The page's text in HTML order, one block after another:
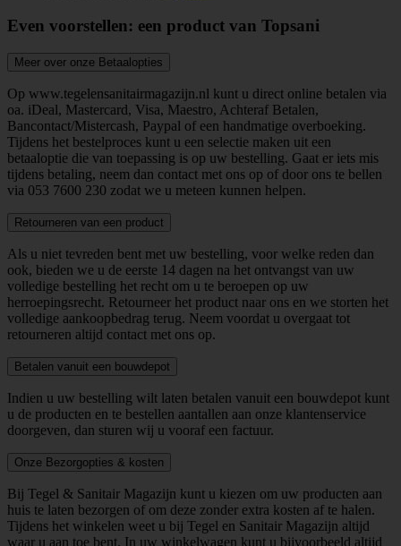
Even voorstellen: een product van Topsani
Meer over onze Betaalopties
Op www.tegelensanitairmagazijn.nl kunt u direct online betalen via
oa. iDeal, Mastercard, Visa, Maestro, Achteraf Betalen,
Bancontact/Mistercash, Paypal of een handmatige overboeking.
Tijdens het bestelproces kunt u een selectie maken uit een
betaaloptie die van toepassing is op uw bestelling. Gaat er iets mis
tijdens betaling, neem dan contact met ons op of door ons te bellen
via 053 7600 230 zodat we u meteen kunnen helpen.
Retourneren van een product
Als u niet tevreden bent met uw bestelling, voor welke reden dan
ook, bieden we u de eerste 14 dagen na het ontvangst van uw
volledige bestelling het recht om u te beroepen op uw
herroepingsrecht. Retourneer het product naar ons en we storten het
volledige aankoopbedrag terug. Neem voordat u overgaat tot
retourneren altijd contact met ons op.
Betalen vanuit een bouwdepot
Indien u uw bestelling wilt laten betalen vanuit een bouwdepot kunt
u de producten en te bestellen aantallen aan onze klantenservice
doorgeven, dan sturen wij u vooraf een factuur.
Onze Bezorgopties & kosten
Bij Tegel & Sanitair Magazijn kunt u kiezen om uw producten aan
huis te laten bezorgen of om deze zonder extra kosten af te halen.
Tijdens het winkelen weet u bij Tegel en Sanitair Magazijn altijd
waar u aan toe bent. In uw winkelwagen kunt u bijvoorbeeld altijd